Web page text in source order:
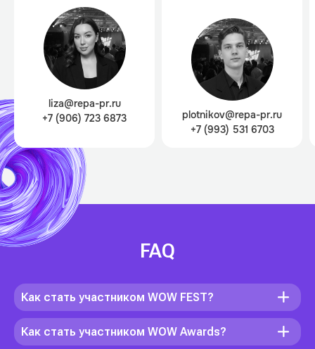
liza@repa-pr.ru
+7 (906) 723 6873
plotnikov@repa-pr.ru
+7 (993) 531 6703
FAQ
Как стать участником WOW FEST?
Как стать участником WOW Awards?